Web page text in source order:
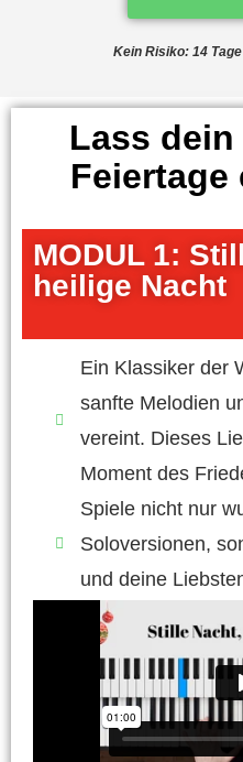
Kein Risiko: 14
Lass
Feiertage
MODUL 1:
heilige Nacht
Ein Klassiker der
sanfte Melodien
vereint. Dieses
Moment des
Spiele nicht nur
Soloversionen,
und deine